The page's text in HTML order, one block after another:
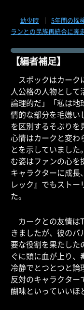
幼少時 ｜ 5年間の探
ランとの民族再統合に奔
【編者補足】
スポックはカーク
人公格の人物とし
論理的だ」「私は地
情的な部分を毛嫌い
を区別するそぶりを
心情はカークと変わ
とを示していまし
む姿はファンの心を
キャラクターに成長
レック』でもスト
た。
カークとの友情は
きましたが、彼の
要な役割を果たした
ぐに頭に血が上り
冷静でとつとつと論
反対のキャラクター
醐味といっていいほ